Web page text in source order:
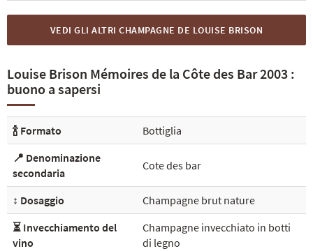
VEDI GLI ALTRI CHAMPAGNE DE LOUISE BRISON
Louise Brison Mémoires de la Côte des Bar 2003 :
buono a sapersi
🍾 Formato
Bottiglia
📍 Denominazione
secondaria
Cote des bar
↕️ Dosaggio
Champagne brut nature
⏳ Invecchiamento del
vino
Champagne invecchiato in botti
di legno